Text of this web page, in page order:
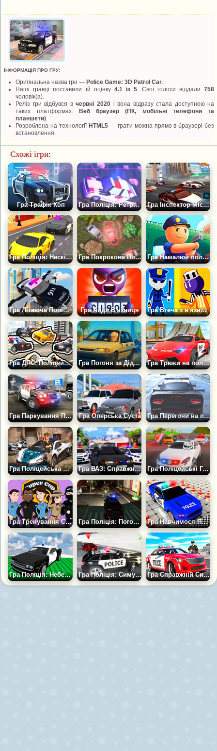
ІНФОРМАЦІЯ ПРО ГРУ:
Оригінальна назва гри —Police Game: 3D Patrol Car
Наші гравці поставили їй оцінку 4.1 із 5. Свої голоси віддали758
чоловік(а).
Реліз гри відбувся вчервні 2020і вона відразу стала доступною на
таких платформах: Веб браузер (ПК, мобільні телефони та
планшети)
Розроблена на технології HTML5— грати можна прямо в браузері без
встановлення.
Схожі ігри:
Гра Трафік Коп Гра Поліція: Ретро Погоня Гра Інспектор Міської Поліції
Гра Поліція: Нескінченна Погоня Гра Покрокова Поліцейська Погоня Гра Намалюй поліцію
Гра Літаюча Поліцейська Машина Гра Айдл В'язниця Гра Втеча з в'язниці: Ховайся або Атакуй
Гра ДПС: Поліцейський Розгін Гра Погоня за Дідом Гра Трюки на поліцейських машинах
Гра Паркування Поліцейського Хаммера Гра Оперська Суєта Гра Перегони на поліцейських машинах
Гра Поліцейська дільниця Гра ВАЗ: Справжні Машини Оперів Гра Поліцейські Гонки Відкритий Світ
Гра Тренування Супер Копа Гра Поліція: Погоня на Джипі 2 Гра Навчимося Паркувати Машину Поліції
Гра Поліція: Небезпечна Дорога Гра Поліція: Симулятор Погоні Гра Справжній Симулятор Поліцейської Машини